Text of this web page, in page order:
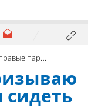
сидеть вместе
сидеть